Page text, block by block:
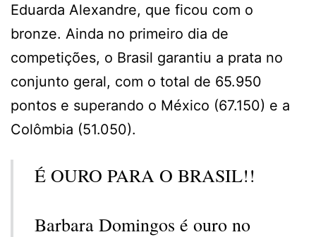
Eduarda Alexandre, que ficou com o
bronze. Ainda no primeiro dia de
competições, o Brasil garantiu a prata no
conjunto geral, com o total de 65.950
pontos e superando o México (67.150) e a
Colômbia (51.050).
É OURO PARA O BRASIL!!
Barbara Domingos é ouro no